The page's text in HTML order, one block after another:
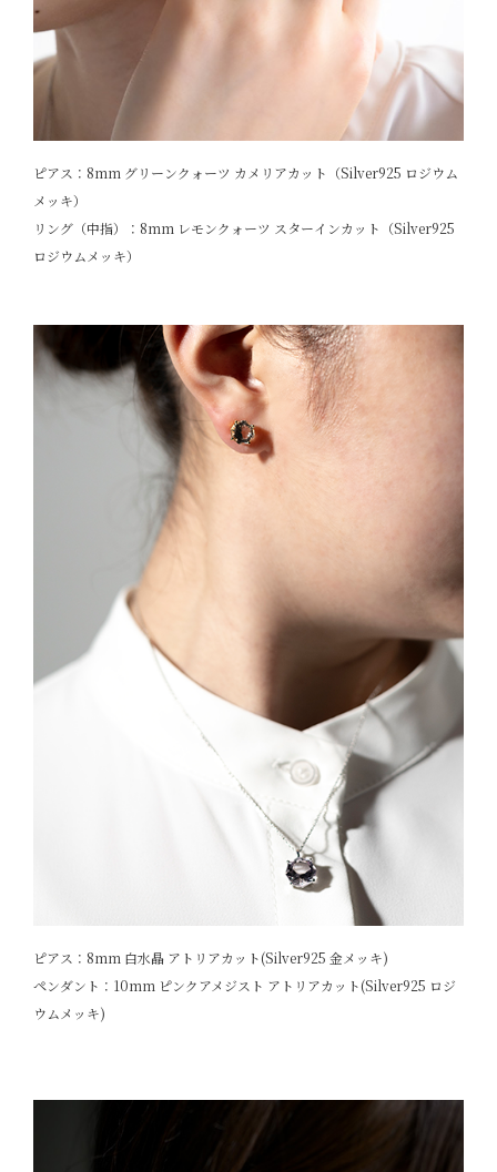
ピアス：8mm グリーンクォーツ カメリアカット（Silver925 ロジウム
メッキ）
リング（中指）：8mm レモンクォーツ スターインカット（Silver925
ロジウムメッキ）
ピアス：8mm 白水晶 アトリアカット(Silver925 金メッキ)
ペンダント：10mm ピンクアメジスト アトリアカット(Silver925 ロジ
ウムメッキ)